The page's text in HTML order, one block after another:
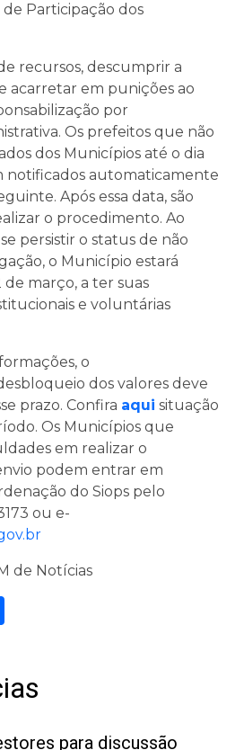
Participação dos
recursos, descumprir a
acarretar em punições ao
por
Os prefeitos que não
dos Municípios até o dia
notificados automaticamente
Após essa data, são
o procedimento. Ao
persistir o status de não
o Município estará
março, a ter suas
e voluntárias
o
dos valores deve
prazo. Confira aqui situação
Os Municípios que
em realizar o
podem entrar em
do Siops pelo
ou e-
de Notícias
para discussão